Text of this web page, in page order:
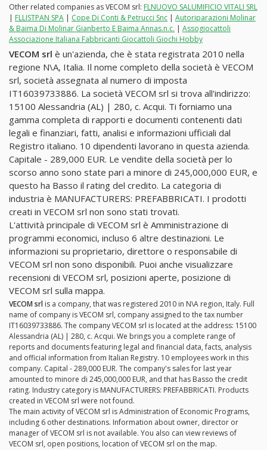
Other related companies as VECOM srl: FLNUOVO SALUMIFICIO VITALI SRL
| FLLISTPAN SPA | Cope Di Conti & Petrucci Snc | Autoriparazioni Molinar
& Baima Di Molinar Gianberto E Baima Annas.n.c. | Assogiocattoli
Associazione Italiana Fabbricanti Giocattoli Giochi Hobby
VECOM srl è un'azienda, che è stata registrata 2010 nella
regione N\A, Italia. Il nome completo della società è VECOM
srl, società assegnata al numero di imposta
IT16039733886. La società VECOM srl si trova all'indirizzo:
15100 Alessandria (AL) | 280, c. Acqui. Ti forniamo una
gamma completa di rapporti e documenti contenenti dati
legali e finanziari, fatti, analisi e informazioni ufficiali dal
Registro italiano. 10 dipendenti lavorano in questa azienda.
Capitale - 289,000 EUR. Le vendite della società per lo
scorso anno sono state pari a minore di 245,000,000 EUR, e
questo ha Basso il rating del credito. La categoria di
industria è MANUFACTURERS: PREFABBRICATI. I prodotti
creati in VECOM srl non sono stati trovati.
L'attività principale di VECOM srl è Amministrazione di
programmi economici, incluso 6 altre destinazioni. Le
informazioni su proprietario, direttore o responsabile di
VECOM srl non sono disponibili. Puoi anche visualizzare
recensioni di VECOM srl, posizioni aperte, posizione di
VECOM srl sulla mappa.
VECOM srl is a company, that was registered 2010 in N\A region, Italy. Full
name of company is VECOM srl, company assigned to the tax number
IT16039733886. The company VECOM srl is located at the address: 15100
Alessandria (AL) | 280, c. Acqui. We brings you a complete range of
reports and documents featuring legal and financial data, facts, analysis
and official information from Italian Registry. 10 employees work in this
company. Capital - 289,000 EUR. The company's sales for last year
amounted to minore di 245,000,000 EUR, and that has Basso the credit
rating. Industry category is MANUFACTURERS: PREFABBRICATI. Products
created in VECOM srl were not found.
The main activity of VECOM srl is Administration of Economic Programs,
including 6 other destinations. Information about owner, director or
manager of VECOM srl is not available. You also can view reviews of
VECOM srl, open positions, location of VECOM srl on the map.